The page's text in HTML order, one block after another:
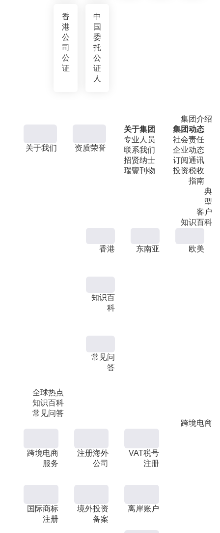
香
港
公
司
公
证
中
国
委
托
公
证
人
集团介绍
关于我们 资质荣誉
关于集团
专业人员
联系我们
招贤纳士
瑞豐刊物
集团动态
社会责任
企业动态
订阅通讯
投资税收
指南
典
型
客户
知识百科
全球热点
知识百科
常见问答
香港 东南亚 欧美
知识百
科
常见问
答
跨境电商
跨境电商
服务
注册海外
公司
VAT税号
注册
国际商标
注册
境外投资
备案
离岸账户